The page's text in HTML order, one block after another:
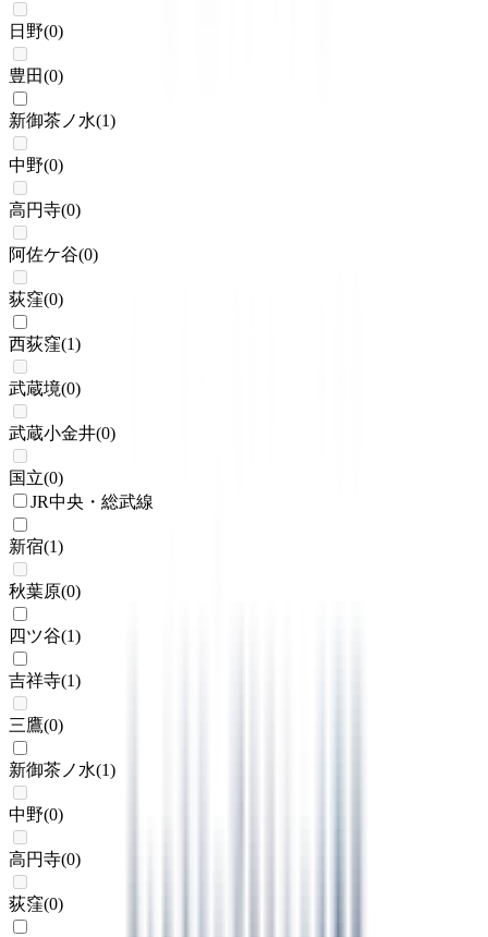
日野(0)
豊田(0)
新御茶ノ水(1)
中野(0)
高円寺(0)
阿佐ケ谷(0)
荻窪(0)
西荻窪(1)
武蔵境(0)
武蔵小金井(0)
国立(0)
JR中央・総武線
新宿(1)
秋葉原(0)
四ツ谷(1)
吉祥寺(1)
三鷹(0)
新御茶ノ水(1)
中野(0)
高円寺(0)
荻窪(0)